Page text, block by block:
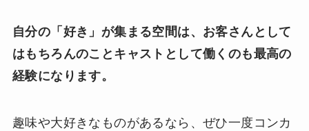
自分の「好き」が集まる空間は、お客さんとして
はもちろんのことキャストとして働くのも最高の
経験になります。
趣味や大好きなものがあるなら、ぜひ一度コンカ